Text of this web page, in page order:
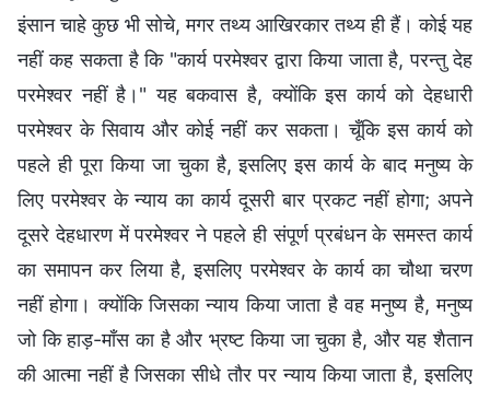
इंसान चाहे कुछ भी सोचे, मगर तथ्य आखिरकार तथ्य ही हैं। कोई यह
नहीं कह सकता है कि "कार्य परमेश्वर द्वारा किया जाता है, परन्तु देह
परमेश्वर नहीं है।" यह बकवास है, क्योंकि इस कार्य को देहधारी
परमेश्वर के सिवाय और कोई नहीं कर सकता। चूँकि इस कार्य को
पहले ही पूरा किया जा चुका है, इसलिए इस कार्य के बाद मनुष्य के
लिए परमेश्वर के न्याय का कार्य दूसरी बार प्रकट नहीं होगा; अपने
दूसरे देहधारण में परमेश्वर ने पहले ही संपूर्ण प्रबंधन के समस्त कार्य
का समापन कर लिया है, इसलिए परमेश्वर के कार्य का चौथा चरण
नहीं होगा। क्योंकि जिसका न्याय किया जाता है वह मनुष्य है, मनुष्य
जो कि हाड़-माँस का है और भ्रष्ट किया जा चुका है, और यह शैतान
की आत्मा नहीं है जिसका सीधे तौर पर न्याय किया जाता है, इसलिए